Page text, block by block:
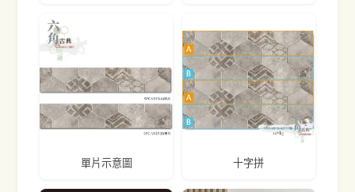
單片示意圖 十字拼